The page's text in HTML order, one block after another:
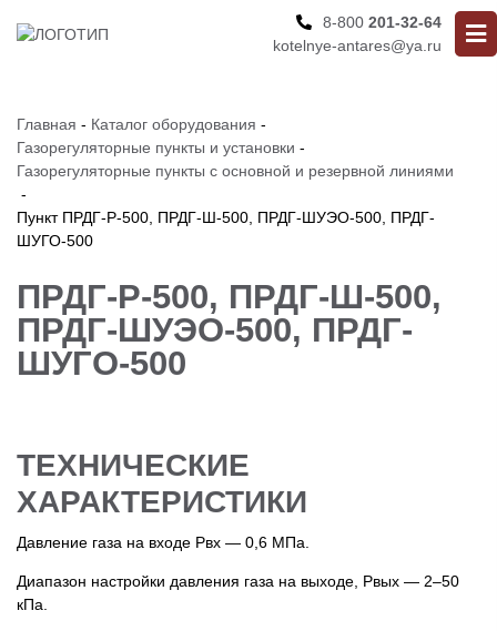
8-800 201-32-64
kotelnye-antares@ya.ru
Главная - Каталог оборудования -
Газорегуляторные пункты и установки -
Газорегуляторные пункты с основной и резервной линиями
-
Пункт ПРДГ-Р-500, ПРДГ-Ш-500, ПРДГ-ШУЭО-500, ПРДГ-
ШУГО-500
ПРДГ-Р-500, ПРДГ-Ш-500,
ПРДГ-ШУЭО-500, ПРДГ-
ШУГО-500
ТЕХНИЧЕСКИЕ
ХАРАКТЕРИСТИКИ
Давление газа на входе Рвх — 0,6 МПа.
Диапазон настройки давления газа на выходе, Рвых — 2–50
кПа.